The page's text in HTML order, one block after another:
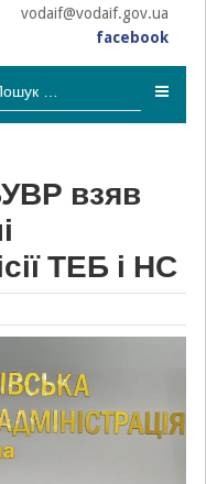
vodaif@vodaif.gov.ua
facebook
взяв
ТЕБ і НС